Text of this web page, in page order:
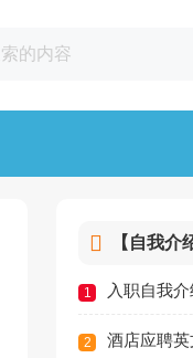
【自我介
1 入职自我介
2 酒店应聘